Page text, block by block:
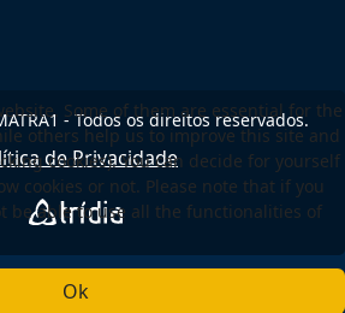
- Todos os direitos reservados.
de Privacidade
Some of them are essential for the
others help us to improve this site and
cookies). You can decide for yourself
cookies or not. Please note that if you
be able to use all the functionalities of
Ok